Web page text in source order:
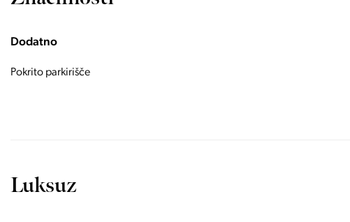
Dodatno
Pokrito parkirišče
Luksuz